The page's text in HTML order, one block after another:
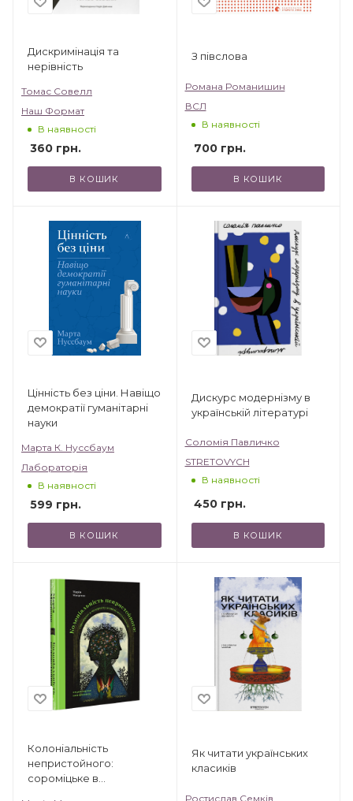
Дискримінація та
нерівність
Томас Совелл
Наш Формат
В наявності
360 грн.
В КОШИК
З півслова
Романа Романишин
ВСЛ
В наявності
700грн.
В КОШИК
Цінність без ціни. Навіщо
демократії гуманітарні
науки
Марта К. Нуссбаум
Лабораторія
В наявності
599 грн.
В КОШИК
Дискурс модернізму в
українській літературі
Соломія Павличко
STRETOVYCH
В наявності
450грн.
В КОШИК
Колоніальність
непристойного:
сороміцьке в
Як читати українських
класиків
Ростислав Семків